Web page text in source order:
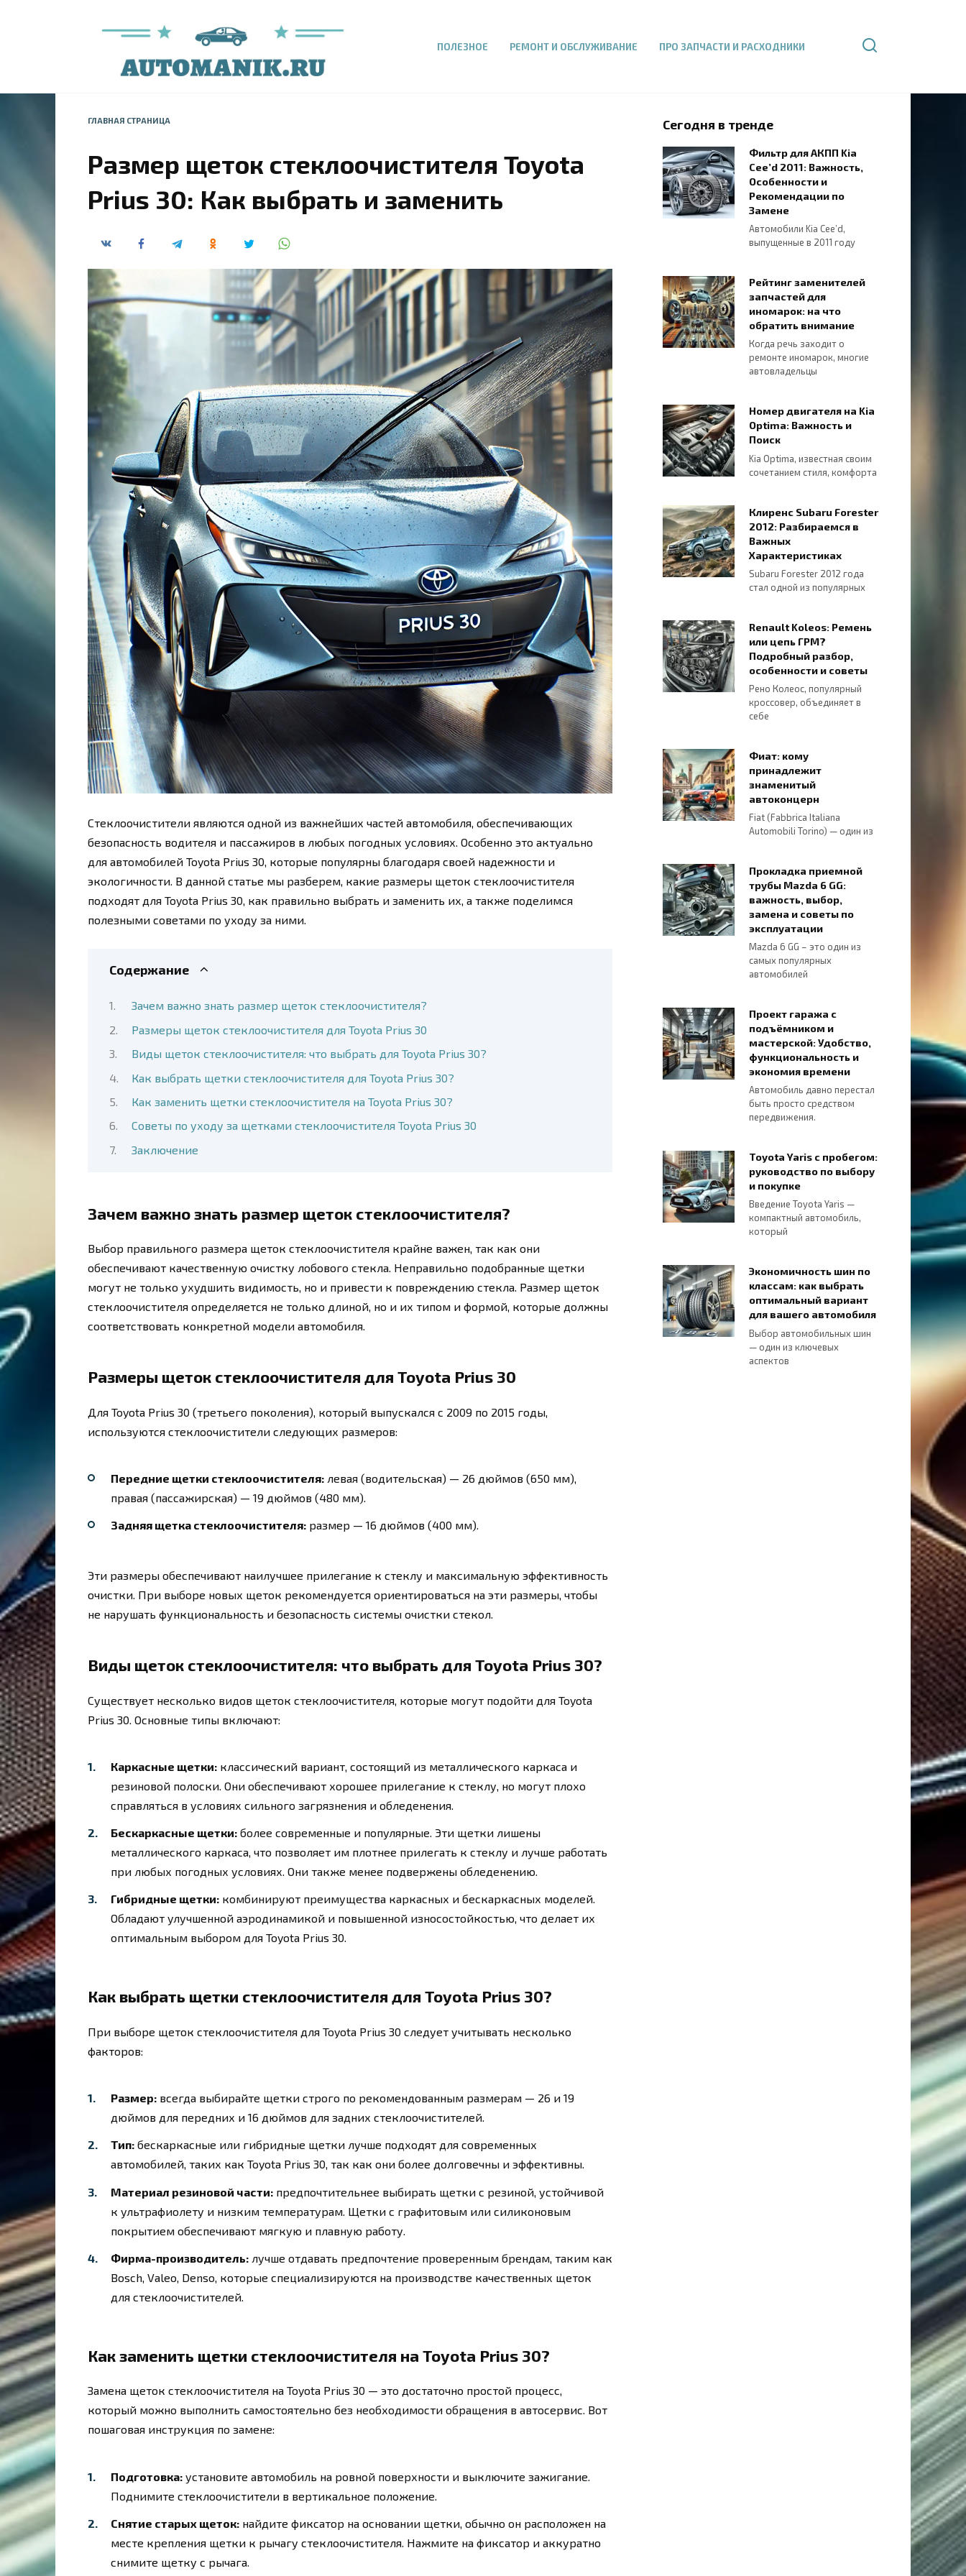
ПОЛЕЗНОЕ РЕМОНТ И ОБСЛУЖИВАНИЕ ПРО ЗАПЧАСТИ И РАСХОДНИКИ
ГЛАВНАЯ СТРАНИЦА
Размер щеток стеклоочистителя Toyota
Prius 30: Как выбрать и заменить
Стеклоочистители являются одной из важнейших частей автомобиля, обеспечивающих
безопасность водителя и пассажиров в любых погодных условиях. Особенно это актуально
для автомобилей Toyota Prius 30, которые популярны благодаря своей надежности и
экологичности. В данной статье мы разберем, какие размеры щеток стеклоочистителя
подходят для Toyota Prius 30, как правильно выбрать и заменить их, а также поделимся
полезными советами по уходу за ними.
Содержание
Зачем важно знать размер щеток стеклоочистителя?
Размеры щеток стеклоочистителя для Toyota Prius 30
Виды щеток стеклоочистителя: что выбрать для Toyota Prius 30?
Как выбрать щетки стеклоочистителя для Toyota Prius 30?
Как заменить щетки стеклоочистителя на Toyota Prius 30?
Советы по уходу за щетками стеклоочистителя Toyota Prius 30
Заключение
Зачем важно знать размер щеток стеклоочистителя?
Выбор правильного размера щеток стеклоочистителя крайне важен, так как они
обеспечивают качественную очистку лобового стекла. Неправильно подобранные щетки
могут не только ухудшить видимость, но и привести к повреждению стекла. Размер щеток
стеклоочистителя определяется не только длиной, но и их типом и формой, которые должны
соответствовать конкретной модели автомобиля.
Размеры щеток стеклоочистителя для Toyota Prius 30
Для Toyota Prius 30 (третьего поколения), который выпускался с 2009 по 2015 годы,
используются стеклоочистители следующих размеров:
Передние щетки стеклоочистителя: левая (водительская) — 26 дюймов (650 мм),
правая (пассажирская) — 19 дюймов (480 мм).
Задняя щетка стеклоочистителя: размер — 16 дюймов (400 мм).
Эти размеры обеспечивают наилучшее прилегание к стеклу и максимальную эффективность
очистки. При выборе новых щеток рекомендуется ориентироваться на эти размеры, чтобы
не нарушать функциональность и безопасность системы очистки стекол.
Виды щеток стеклоочистителя: что выбрать для Toyota Prius 30?
Существует несколько видов щеток стеклоочистителя, которые могут подойти для Toyota
Prius 30. Основные типы включают:
Каркасные щетки: классический вариант, состоящий из металлического каркаса и
резиновой полоски. Они обеспечивают хорошее прилегание к стеклу, но могут плохо
справляться в условиях сильного загрязнения и обледенения.
Бескаркасные щетки: более современные и популярные. Эти щетки лишены
металлического каркаса, что позволяет им плотнее прилегать к стеклу и лучше работать
при любых погодных условиях. Они также менее подвержены обледенению.
Гибридные щетки: комбинируют преимущества каркасных и бескаркасных моделей.
Обладают улучшенной аэродинамикой и повышенной износостойкостью, что делает их
оптимальным выбором для Toyota Prius 30.
Как выбрать щетки стеклоочистителя для Toyota Prius 30?
При выборе щеток стеклоочистителя для Toyota Prius 30 следует учитывать несколько
факторов:
Размер: всегда выбирайте щетки строго по рекомендованным размерам — 26 и 19
дюймов для передних и 16 дюймов для задних стеклоочистителей.
Тип: бескаркасные или гибридные щетки лучше подходят для современных
автомобилей, таких как Toyota Prius 30, так как они более долговечны и эффективны.
Материал резиновой части: предпочтительнее выбирать щетки с резиной, устойчивой
к ультрафиолету и низким температурам. Щетки с графитовым или силиконовым
покрытием обеспечивают мягкую и плавную работу.
Фирма-производитель: лучше отдавать предпочтение проверенным брендам, таким как
Bosch, Valeo, Denso, которые специализируются на производстве качественных щеток
для стеклоочистителей.
Как заменить щетки стеклоочистителя на Toyota Prius 30?
Замена щеток стеклоочистителя на Toyota Prius 30 — это достаточно простой процесс,
который можно выполнить самостоятельно без необходимости обращения в автосервис. Вот
пошаговая инструкция по замене:
Подготовка: установите автомобиль на ровной поверхности и выключите зажигание.
Поднимите стеклоочистители в вертикальное положение.
Снятие старых щеток: найдите фиксатор на основании щетки, обычно он расположен на
месте крепления щетки к рычагу стеклоочистителя. Нажмите на фиксатор и аккуратно
снимите щетку с рычага.
Сегодня в тренде
Фильтр для АКПП Kia
Cee’d 2011: Важность,
Особенности и
Рекомендации по
Замене
Автомобили Kia Cee’d,
выпущенные в 2011 году
Рейтинг заменителей
запчастей для
иномарок: на что
обратить внимание
Когда речь заходит о
ремонте иномарок, многие
автовладельцы
Номер двигателя на Kia
Optima: Важность и
Поиск
Kia Optima, известная своим
сочетанием стиля, комфорта
Клиренс Subaru Forester
2012: Разбираемся в
Важных
Характеристиках
Subaru Forester 2012 года
стал одной из популярных
Renault Koleos: Ремень
или цепь ГРМ?
Подробный разбор,
особенности и советы
Рено Колеос, популярный
кроссовер, объединяет в
себе
Фиат: кому
принадлежит
знаменитый
автоконцерн
Fiat (Fabbrica Italiana
Automobili Torino) — один из
Прокладка приемной
трубы Mazda 6 GG:
важность, выбор,
замена и советы по
эксплуатации
Mazda 6 GG – это один из
самых популярных
автомобилей
Проект гаража с
подъёмником и
мастерской: Удобство,
функциональность и
экономия времени
Автомобиль давно перестал
быть просто средством
передвижения.
Toyota Yaris с пробегом:
руководство по выбору
и покупке
Введение Toyota Yaris —
компактный автомобиль,
который
Экономичность шин по
классам: как выбрать
оптимальный вариант
для вашего автомобиля
Выбор автомобильных шин
— один из ключевых
аспектов